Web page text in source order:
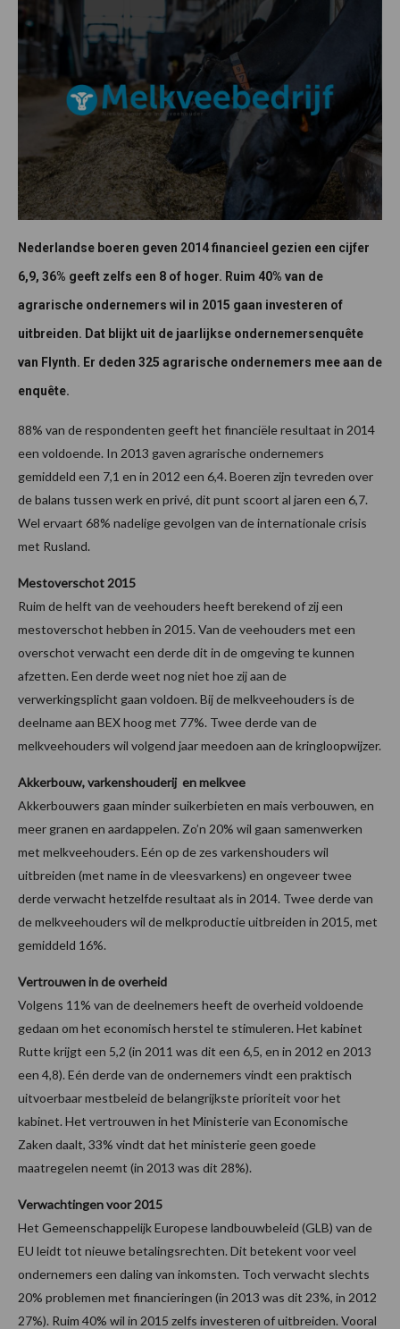
Nederlandse boeren geven 2014 financieel gezien een cijfer
6,9, 36% geeft zelfs een 8 of hoger. Ruim 40% van de
agrarische ondernemers wil in 2015 gaan investeren of
uitbreiden. Dat blijkt uit de jaarlijkse ondernemersenquête
van Flynth. Er deden 325 agrarische ondernemers mee aan de
enquête.
88% van de respondenten geeft het financiële resultaat in 2014
een voldoende. In 2013 gaven agrarische ondernemers
gemiddeld een 7,1 en in 2012 een 6,4. Boeren zijn tevreden over
de balans tussen werk en privé, dit punt scoort al jaren een 6,7.
Wel ervaart 68% nadelige gevolgen van de internationale crisis
met Rusland.
Mestoverschot 2015
Ruim de helft van de veehouders heeft berekend of zij een
mestoverschot hebben in 2015. Van de veehouders met een
overschot verwacht een derde dit in de omgeving te kunnen
afzetten. Een derde weet nog niet hoe zij aan de
verwerkingsplicht gaan voldoen. Bij de melkveehouders is de
deelname aan BEX hoog met 77%. Twee derde van de
melkveehouders wil volgend jaar meedoen aan de kringloopwijzer.
Akkerbouw, varkenshouderij en melkvee
Akkerbouwers gaan minder suikerbieten en mais verbouwen, en
meer granen en aardappelen. Zo’n 20% wil gaan samenwerken
met melkveehouders. Eén op de zes varkenshouders wil
uitbreiden (met name in de vleesvarkens) en ongeveer twee
derde verwacht hetzelfde resultaat als in 2014. Twee derde van
de melkveehouders wil de melkproductie uitbreiden in 2015, met
gemiddeld 16%.
Vertrouwen in de overheid
Volgens 11% van de deelnemers heeft de overheid voldoende
gedaan om het economisch herstel te stimuleren. Het kabinet
Rutte krijgt een 5,2 (in 2011 was dit een 6,5, en in 2012 en 2013
een 4,8). Eén derde van de ondernemers vindt een praktisch
uitvoerbaar mestbeleid de belangrijkste prioriteit voor het
kabinet. Het vertrouwen in het Ministerie van Economische
Zaken daalt, 33% vindt dat het ministerie geen goede
maatregelen neemt (in 2013 was dit 28%).
Verwachtingen voor 2015
Het Gemeenschappelijk Europese landbouwbeleid (GLB) van de
EU leidt tot nieuwe betalingsrechten. Dit betekent voor veel
ondernemers een daling van inkomsten. Toch verwacht slechts
20% problemen met financieringen (in 2013 was dit 23%, in 2012
27%). Ruim 40% wil in 2015 zelfs investeren of uitbreiden. Vooral